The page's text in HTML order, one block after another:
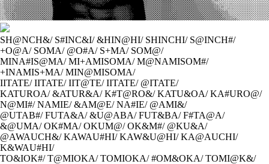
SH@NCH&/ S#INC&I/ &HIN@HI/ SHINCHI/ S@INCH#/
+O@A/ SOMA/ @O#A/ S+MA/ SOM@/
MINA#IS@MA/ MI+AMISOMA/ M@NAMISOM#/
+INAMIS+MA/ MIN@MISOMA/
IITATE/ IITATE/ IIT@TE/ IITATE/ @ITATE/
KATUROA/ &ATUR&A/ K#T@RO&/ KATU&OA/ KA#URO@/
N@MI#/ NAMIE/ &AM@E/ NA#IE/ @AMI&/
@UTAB#/ FUTA&A/ &U@ABA/ FUT&BA/ F#TA@A/
&@UMA/ OK#MA/ OKUM@/ OK&M#/ @KU&A/
@AWAUCH&/ KAWAU#HI/ KAW&U@HI/ KA@AUCHI/
K&WAU#HI/
TO&IOK#/ T@MIOKA/ TOMIOKA/ #OM&OKA/ TOMI@K&/